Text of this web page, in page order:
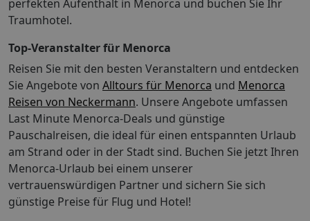
Produkt ist im Allgemeinen für Personen mit
eingeschränkter Mobilität nicht geeignet. Ob es
erfragen Sie bitte bei Ihrer Buchungsstelle! Stand der
Informationen: 02.03.2024
touristische Kreuzfahrtschiffe 01.11.-30.04. = 0,5
Gasthäuser und Campingplätze, Herbergen und
Berghütten 01.11.-30.04. = 0,25 EUR/Tag*,
01.05.-31.10. = 1 EUR/Tag*Ausnahmen: Kinder unter
16 Jahren sind von der Steuer ausgenommenAb dem 9.
Aufenthaltstag in der gleichen Unterkunft sinkt der
Betrag um die Hälfte.Passagiere, deren Kreuzfahrtschiff
ihren Basishafen auf den Balearen haben, sind von der
Steuer ausgenommen.Diese Angaben können
Änderungen unterliegen. Den aktuellen Stand erfahren
Sie auf tui.com unter der Hotelbeschreibung.Stand: Juni
2018 Einreisebestimmungen Spanien: http://www.tui-
perfekten Aufenthalt in Menorca und buchen Sie Ihr
Traumhotel.
Top-Veranstalter für Menorca
Reisen Sie mit den besten Veranstaltern und entdecken
Sie Angebote von Alltours für Menorca und Menorca
Reisen von Neckermann. Unsere Angebote umfassen
Last Minute Menorca-Deals und günstige
Pauschalreisen, die ideal für einen entspannten Urlaub
am Strand oder in der Stadt sind. Buchen Sie jetzt Ihren
Menorca-Urlaub bei einem unserer
vertrauenswürdigen Partner und sichern Sie sich
günstige Preise für Flug und Hotel!